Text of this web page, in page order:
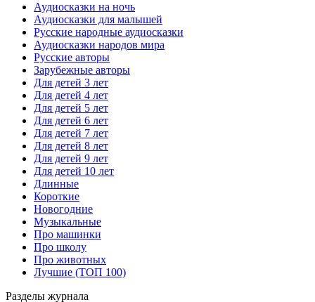
Аудиосказки на ночь
Аудиосказки для малышей
Русские народные аудиосказки
Аудиосказки народов мира
Русские авторы
Зарубежные авторы
Для детей 3 лет
Для детей 4 лет
Для детей 5 лет
Для детей 6 лет
Для детей 7 лет
Для детей 8 лет
Для детей 9 лет
Для детей 10 лет
Длинные
Короткие
Новогодние
Музыкальные
Про машинки
Про школу
Про животных
Лучшие (ТОП 100)
Разделы журнала